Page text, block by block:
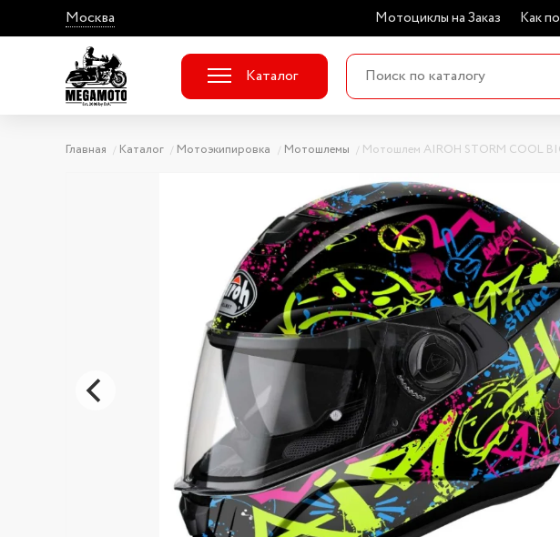
Москва Мотоциклы на Заказ Как
Каталог
Главная Каталог Мотоэкипировка Мотошлемы Мотошлем AIROH STORM COOL